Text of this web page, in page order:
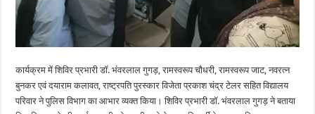
कार्यक्रम में शिविर प्रभारी डॉ. भंवरलाल गुगड़, रामस्वरूप चौधरी, रामस्वरूप जाट, नवरत्न
बुनकर एवं दयाराम कलावत, राष्ट्रपति पुरस्कार विजेता प्रकाश चंद्र टेलर सहित विद्यालय
परिवार ने पुलिस विभाग का आभार व्यक्त किया। शिविर प्रभारी डॉ. भंवरलाल गुगड़ ने बताया